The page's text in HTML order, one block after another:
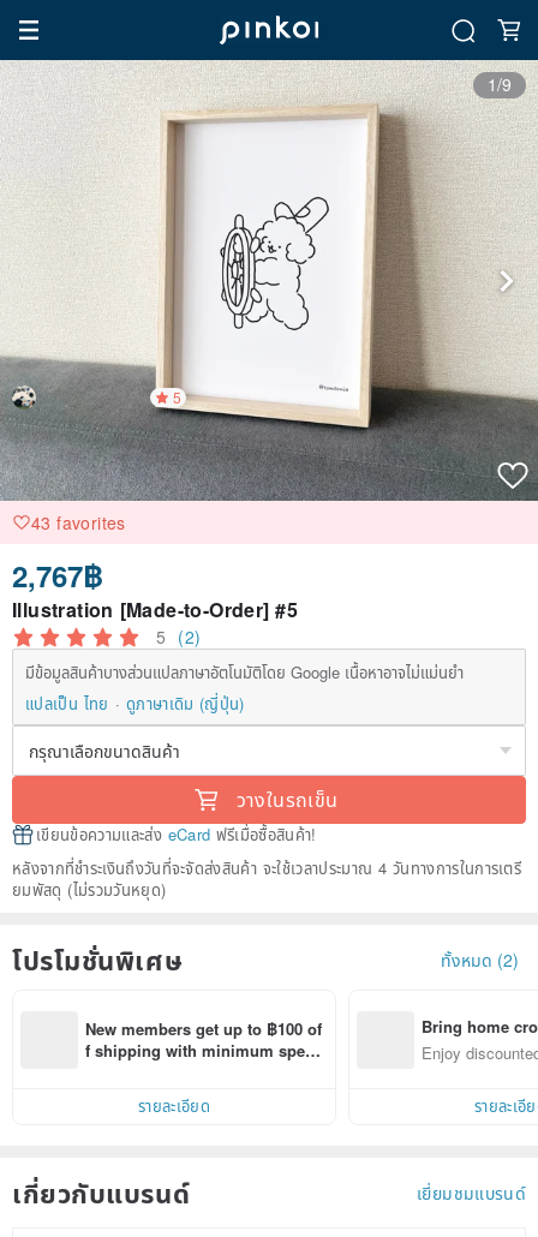
1/9
5
43 favorites
2,767฿
Illustration [Made-to-Order] #5
5 (2)
มีข้อมูลสินค้าบางส่วนแปลภาษาอัตโนมัติโดย Google เนื้อหาอาจไม่แม่นยำ
แปลเป็น ไทย
ดูภาษาเดิม (ญี่ปุ่น)
วางในรถเข็น
เขียนข้อความและส่ง eCard ฟรีเมื่อซื้อสินค้า!
หลังจากที่ชำระเงินถึงวันที่จะจัดส่งสินค้า จะใช้เวลาประมาณ 4 วันทางการในการเตรี
ยมพัสดุ (ไม่รวมวันหยุด)
โปรโมชั่นพิเศษ ทั้งหมด (2)
New members get up to ฿100 of
f shipping with minimum spen
within 7 days!
รายละเอียด
Bring home
n with ease
Enjoy
รายละเอี
เกี่ยวกับแบรนด์ เยี่ยมชมแบรนด์